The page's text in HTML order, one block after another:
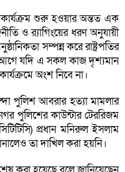
কার্যক্রম শুরু হওয়ার অন্তত এক
ও র‌্যাগিংয়ের ধরণ অনুযায়ী
সম্পন্ন করে রাষ্ট্রপতির
আগে যদি এ সকল কাজ দৃশ্যমান
অংশ নিবে না।
পুলিশ আবরার হত্যা মামলার
পুলিশের কাউন্টার টেররিজম
প্রধান মনিরুল ইসলাম
তা দাখিল করা হয়নি।